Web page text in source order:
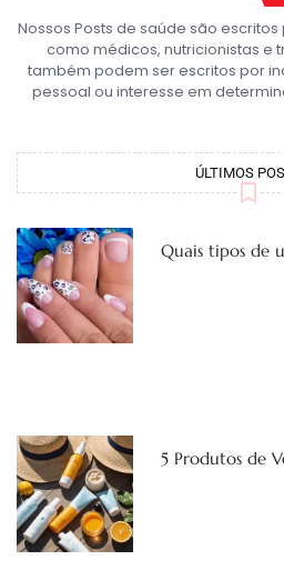
Nossos Posts de saúde são
como médicos, nutricionistas e
também podem ser escritos por
pessoal ou interesse em
ÚLTIMOS
Quais tipos de
5 Produtos de